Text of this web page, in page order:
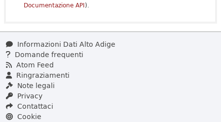
Documentazione API).
Informazioni Dati Alto Adige
Domande frequenti
Atom Feed
Ringraziamenti
Note legali
Privacy
Contattaci
Cookie